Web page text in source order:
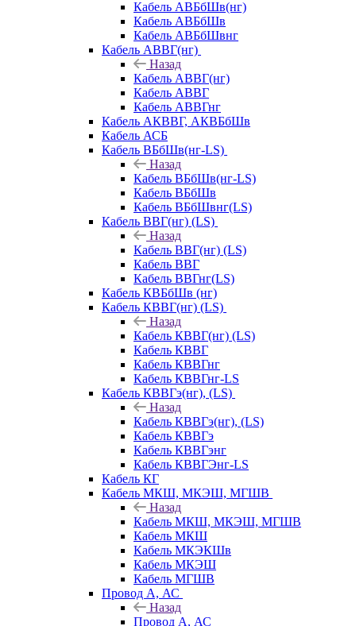
Кабель АВБбШв(нг)
Кабель АВБбШв
Кабель АВБбШвнг
Кабель АВВГ(нг)
Назад
Кабель АВВГ(нг)
Кабель АВВГ
Кабель АВВГнг
Кабель АКВВГ, АКВБбШв
Кабель АСБ
Кабель ВБбШв(нг-LS)
Назад
Кабель ВБбШв(нг-LS)
Кабель ВБбШв
Кабель ВБбШвнг(LS)
Кабель ВВГ(нг) (LS)
Назад
Кабель ВВГ(нг) (LS)
Кабель ВВГ
Кабель ВВГнг(LS)
Кабель КВБбШв (нг)
Кабель КВВГ(нг) (LS)
Назад
Кабель КВВГ(нг) (LS)
Кабель КВВГ
Кабель КВВГнг
Кабель КВВГнг-LS
Кабель КВВГэ(нг), (LS)
Назад
Кабель КВВГэ(нг), (LS)
Кабель КВВГэ
Кабель КВВГэнг
Кабель КВВГЭнг-LS
Кабель КГ
Кабель МКШ, МКЭШ, МГШВ
Назад
Кабель МКШ, МКЭШ, МГШВ
Кабель МКШ
Кабель МКЭКШв
Кабель МКЭШ
Кабель МГШВ
Провод А, АС
Назад
Провод А, АС